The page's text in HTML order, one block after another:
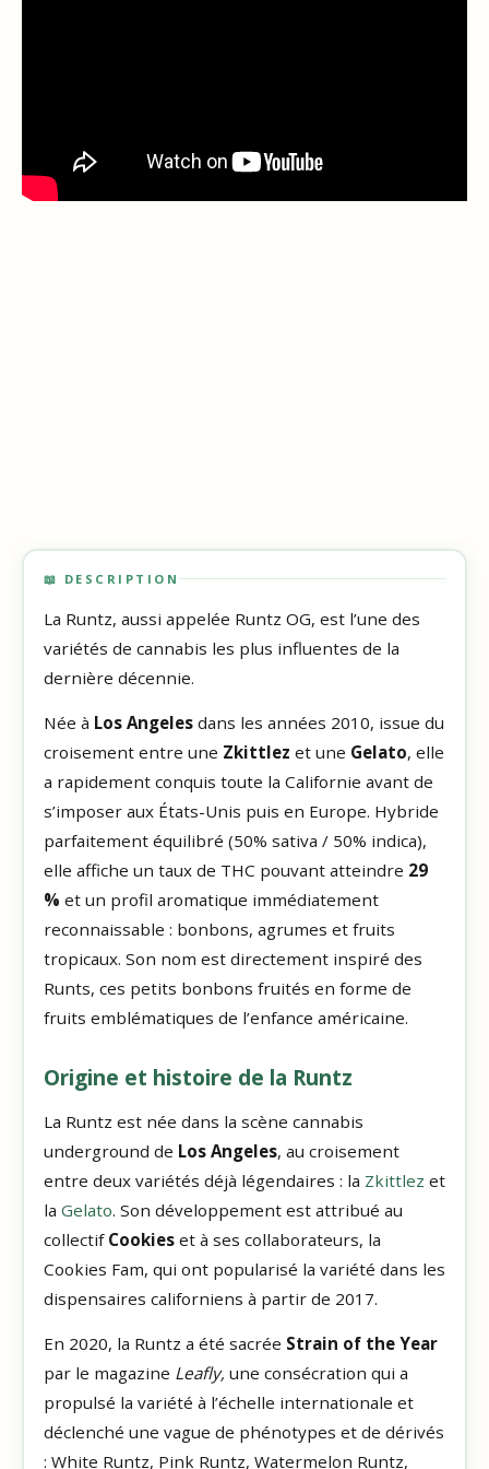
📖 DESCRIPTION
La Runtz, aussi appelée Runtz OG, est l’une des
variétés de cannabis les plus influentes de la
dernière décennie.
Née à Los Angelesdans les années 2010, issue du
croisement entre une Zkittlez et une Gelato, elle
a rapidement conquis toute la Californie avant de
s’imposer aux États-Unis puis en Europe. Hybride
parfaitement équilibré (50% sativa / 50% indica),
elle affiche un taux de THC pouvant atteindre 29
% et un profil aromatique immédiatement
reconnaissable : bonbons, agrumes et fruits
tropicaux. Son nom est directement inspiré des
Runts, ces petits bonbons fruités en forme de
fruits emblématiques de l’enfance américaine.
Origine et histoire de la Runtz
La Runtz est née dans la scène cannabis
underground de Los Angeles, au croisement
entre deux variétés déjà légendaires : la Zkittlez et
la Gelato. Son développement est attribué au
collectif Cookieset à ses collaborateurs, la
Cookies Fam, qui ont popularisé la variété dans les
dispensaires californiens à partir de 2017.
En 2020, la Runtz a été sacrée Strain of the Year
par le magazine Leafly, une consécration qui a
propulsé la variété à l’échelle internationale et
déclenché une vague de phénotypes et de dérivés
: White Runtz, Pink Runtz, Watermelon Runtz,